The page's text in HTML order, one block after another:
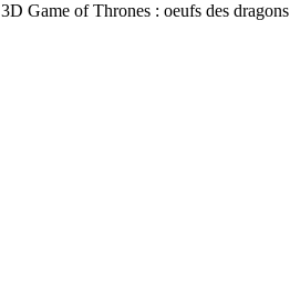
Game of Thrones : oeufs des dragons